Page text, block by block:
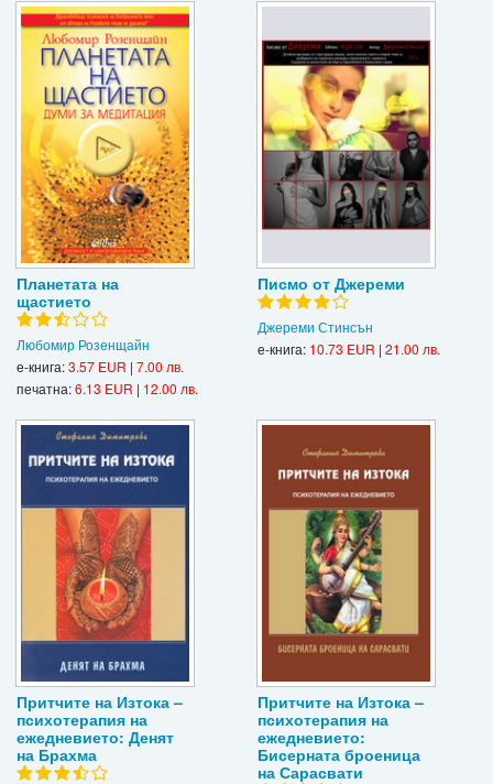
Планетата на
щастието
Любомир Розенщайн
е-книга:3.57 EUR | 7.00 лв.
печатна:6.13 EUR | 12.00 лв.
Писмо от Джереми
Джереми Стинсън
е-книга: 10.73 EUR | 21.00 лв.
Притчите на Изтока –
психотерапия на
ежедневието: Денят
на Брахма
Притчите на Изтока –
психотерапия на
ежедневието:
Бисерната броеница
на Сарасвати